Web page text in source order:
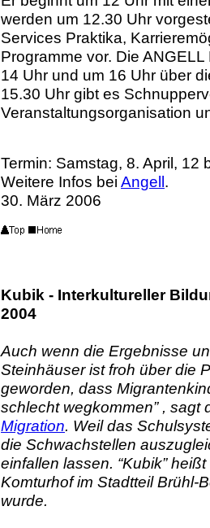
werden um 12.30 Uhr
Services Praktika,
Programme vor. Die
14 Uhr und um 16 Uhr über
15.30 Uhr gibt es
Veranstaltungsorganisation
Termin: Samstag, 8. April, 12
Weitere Infos bei Angell.
30. März 2006
Kubik - Interkultureller
2004
Auch wenn die Ergebnisse
Steinhäuser ist froh über die
geworden, dass
schlecht wegkommen” , sagt
Migration. Weil das
die Schwachstellen
einfallen lassen. “Kubik”
Komturhof im Stadtteil Brühl-
wurde.